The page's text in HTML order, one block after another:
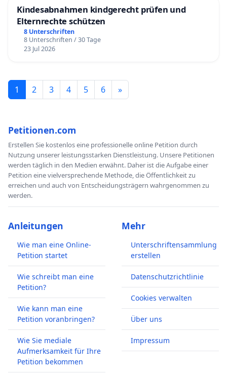
Kindesabnahmen kindgerecht prüfen und
Elternrechte schützen
8 Unterschriften
8 Unterschriften / 30 Tage
23 Jul 2026
1 2 3 4 5 6 »
Petitionen.com
Erstellen Sie kostenlos eine professionelle online Petition durch
Nutzung unserer leistungsstarken Dienstleistung. Unsere Petitionen
werden täglich in den Medien erwähnt. Daher ist die Aufgabe einer
Petition eine vielversprechende Methode, die Öffentlichkeit zu
erreichen und auch von Entscheidungsträgern wahrgenommen zu
werden.
Anleitungen
Wie man eine Online-
Petition startet
Wie schreibt man eine
Petition?
Wie kann man eine
Petition voranbringen?
Wie Sie mediale
Aufmerksamkeit für Ihre
Petition bekommen
Mehr
Unterschriftensammlung
erstellen
Datenschutzrichtlinie
Cookies verwalten
Über uns
Impressum